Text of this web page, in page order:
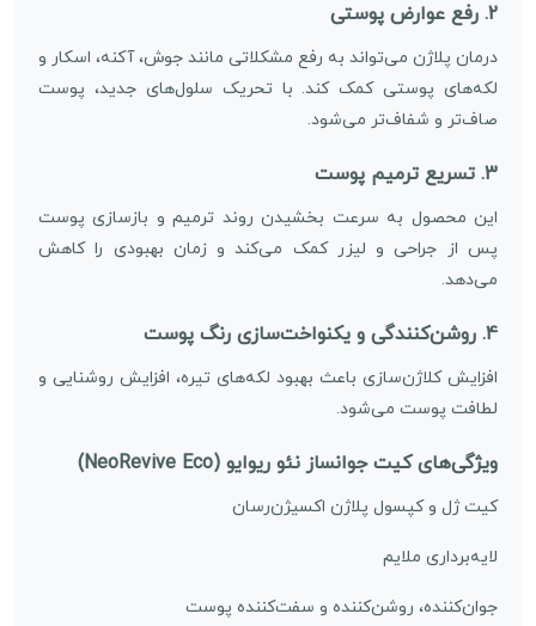
2. رفع عوارض پوستی
درمان پلاژن می‌تواند به رفع مشکلاتی مانند جوش، آکنه، اسکار و
لکه‌های پوستی کمک کند. با تحریک سلول‌های جدید، پوست
صاف‌تر و شفاف‌تر می‌شود.
3. تسریع ترمیم پوست
این محصول به سرعت بخشیدن روند ترمیم و بازسازی پوست
پس از جراحی و لیزر کمک می‌کند و زمان بهبودی را کاهش
می‌دهد.
4. روشن‌کنندگی و یکنواخت‌سازی رنگ پوست
افزایش کلاژن‌سازی باعث بهبود لکه‌های تیره، افزایش روشنایی و
لطافت پوست می‌شود.
ویژگی‌های کیت جوانساز نئو ریوایو (NeoRevive Eco)
کیت ژل و کپسول پلاژن اکسیژن‌رسان
لایه‌برداری ملایم
جوان‌کننده، روشن‌کننده و سفت‌کننده پوست